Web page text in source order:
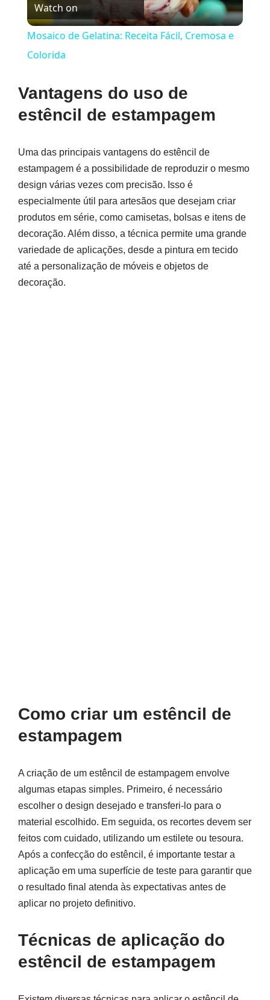
Video
Watch on
Mosaico de Gelatina: Receita Fácil, Cremosa e
Colorida
Vantagens do uso de
estêncil de estampagem
Uma das principais vantagens do estêncil de
estampagem é a possibilidade de reproduzir o mesmo
design várias vezes com precisão. Isso é
especialmente útil para artesãos que desejam criar
produtos em série, como camisetas, bolsas e itens de
decoração. Além disso, a técnica permite uma grande
variedade de aplicações, desde a pintura em tecido
até a personalização de móveis e objetos de
decoração.
Como criar um estêncil de
estampagem
A criação de um estêncil de estampagem envolve
algumas etapas simples. Primeiro, é necessário
escolher o design desejado e transferi-lo para o
material escolhido. Em seguida, os recortes devem ser
feitos com cuidado, utilizando um estilete ou tesoura.
Após a confecção do estêncil, é importante testar a
aplicação em uma superfície de teste para garantir que
o resultado final atenda às expectativas antes de
aplicar no projeto definitivo.
Técnicas de aplicação do
estêncil de estampagem